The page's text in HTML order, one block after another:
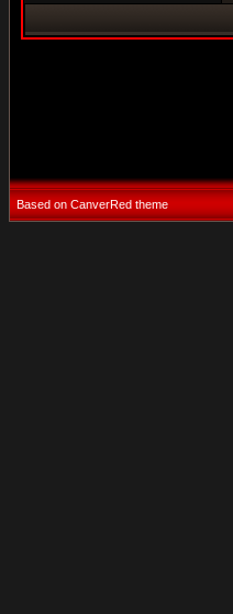
Based on CanverRed theme